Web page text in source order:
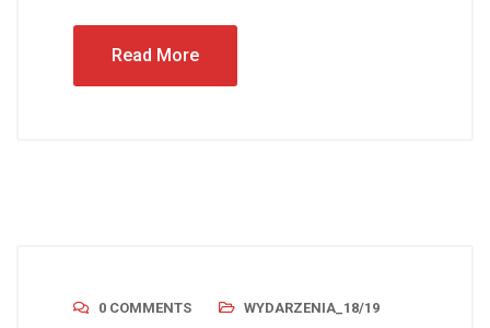
Read More
0 COMMENTS WYDARZENIA_18/19